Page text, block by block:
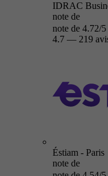
IDRAC
note de
note de 4.72/5
4.7 — 219
Éstiam - Paris
note de